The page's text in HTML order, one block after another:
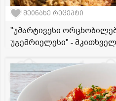
შეინახე რეცეპტი
"უმარტივესი
უგემრიელესი" -